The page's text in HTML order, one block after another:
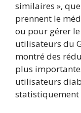
similaires »,
prennent le
ou pour gérer
utilisateurs du
montré des
plus
utilisateurs
statistiquement